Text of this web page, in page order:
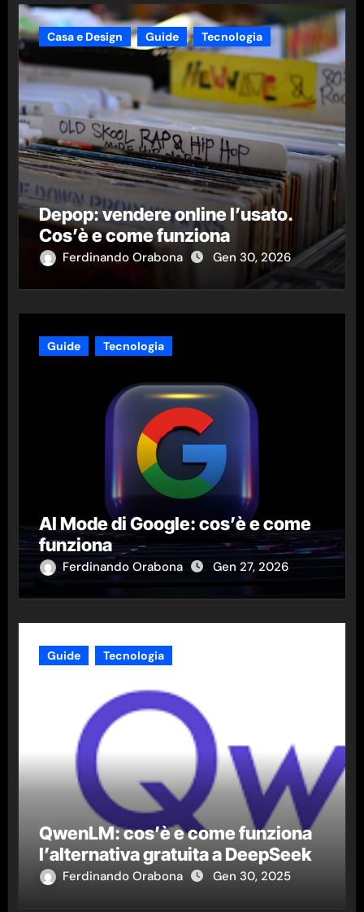
Casa e Design Guide Tecnologia
Depop: vendere online l’usato.
Cos’è e come funziona
Ferdinando Orabona Gen 30, 2026
Guide Tecnologia
AI Mode di Google: cos’è e come
funziona
Ferdinando Orabona Gen 27, 2026
Guide Tecnologia
QwenLM: cos’è e come funziona
l’alternativa gratuita a DeepSeek
Ferdinando Orabona Gen 30, 2025